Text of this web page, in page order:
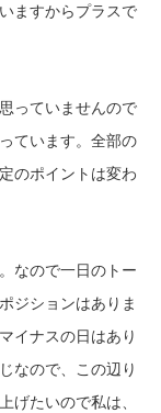
ますからプラスで
っていませんので
ています。全部の
のポイントは変わ
なので一日のトー
ジションはありま
イナスの日はあり
なので、この辺り
げたいので私は、